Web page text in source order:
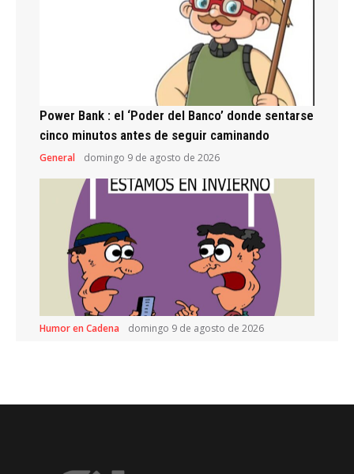
Power Bank : el ‘Poder del Banco’ donde sentarse
cinco minutos antes de seguir caminando
General domingo 9 de agosto de 2026
Humor en Cadena domingo 9 de agosto de 2026